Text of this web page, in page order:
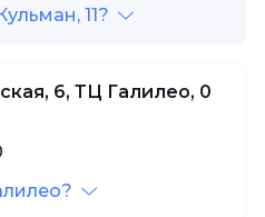
11?
6, ТЦ Галилео, 0